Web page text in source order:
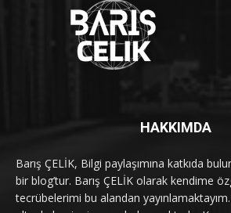
HAKKIMDA
Barış ÇELİK, Bilgi paylaşımına katkıda
bir blog’tur. Barış ÇELİK olarak kendime
tecrübelerimi bu alandan yayınlamaktayım.